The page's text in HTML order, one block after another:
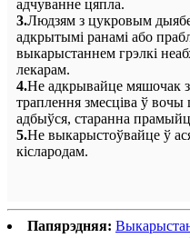
адчуванне цяпла.
3.Людзям з цукровым
адкрытымі ранамі або
выкарыстаннем грэлкі
лекарам.
4.Не адкрывайце мяшочак
траплення змесціва ў вочы
адбыўся, старанна
5.Не выкарыстоўвайце ў
кіслародам.
Папярэдняя: